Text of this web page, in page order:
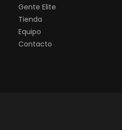
Gente Elite
Tienda
Equipo
Contacto